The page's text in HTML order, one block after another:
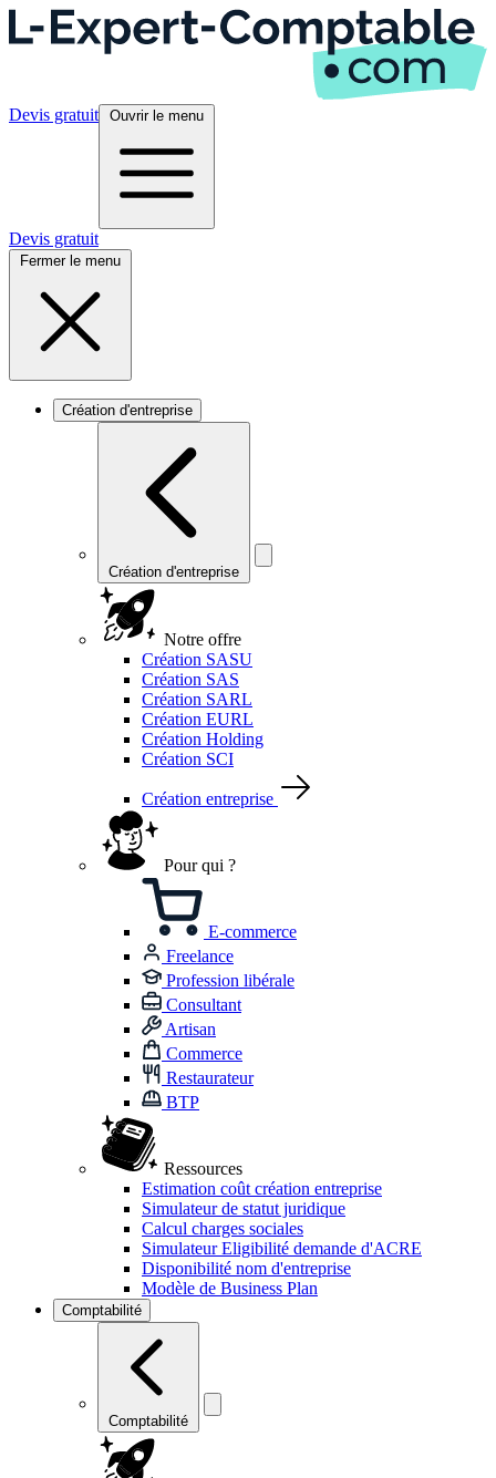
Devis gratuit Ouvrir le menu
Devis gratuit
Fermer le menu
Création d'entreprise
Création d'entreprise
Notre offre
Création SASU
Création SAS
Création SARL
Création EURL
Création Holding
Création SCI
Création entreprise
Pour qui ?
E-commerce
Freelance
Profession libérale
Consultant
Artisan
Commerce
Restaurateur
BTP
Ressources
Estimation coût création entreprise
Simulateur de statut juridique
Calcul charges sociales
Simulateur Eligibilité demande d'ACRE
Disponibilité nom d'entreprise
Modèle de Business Plan
Comptabilité
Comptabilité